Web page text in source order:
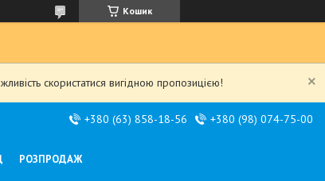
Кошик
скористатися вигідною пропозицією!
+380 (63) 858-18-56 +380 (98) 074-75-00
РОЗПРОДАЖ